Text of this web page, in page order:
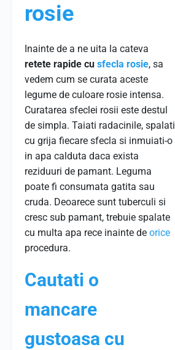
rosie
Inainte de a ne uita la cateva
retete rapide cu sfecla rosie, sa
vedem cum se curata aceste
legume de culoare rosie intensa.
Curatarea sfeclei rosii este destul
de simpla. Taiati radacinile, spalati
cu grija fiecare sfecla si inmuiati-o
in apa calduta daca exista
reziduuri de pamant. Leguma
poate fi consumata gatita sau
cruda. Deoarece sunt tuberculi si
cresc sub pamant, trebuie spalate
cu multa apa rece inainte de orice
procedura.
Cautati o
mancare
gustoasa cu